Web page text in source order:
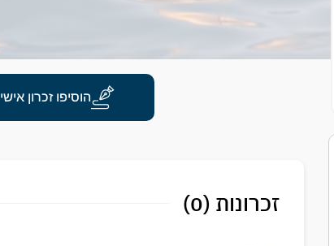
הוסיפו זכרון אישי
זכרונות (0)